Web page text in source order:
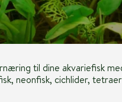
til dine akvariefisk
neonfisk, cichlider,